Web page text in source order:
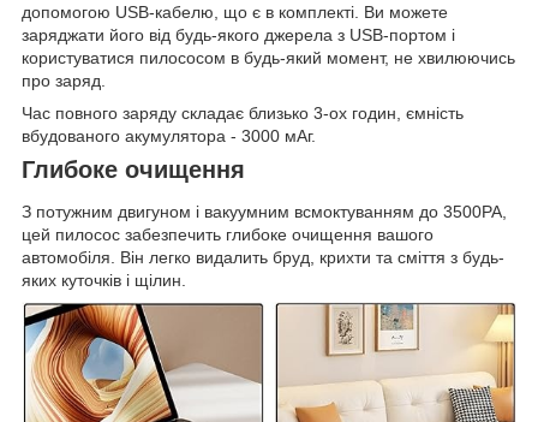
допомогою USB-кабелю, що є в комплекті. Ви можете
заряджати його від будь-якого джерела з USB-портом і
користуватися пилососом в будь-який момент, не хвилюючись
про заряд.
Час повного заряду складає близько 3-ох годин, ємність
вбудованого акумулятора - 3000 мАг.
Глибоке очищення
З потужним двигуном і вакуумним всмоктуванням до 3500PA,
цей пилосос забезпечить глибоке очищення вашого
автомобіля. Він легко видалить бруд, крихти та сміття з будь-
яких куточків і щілин.